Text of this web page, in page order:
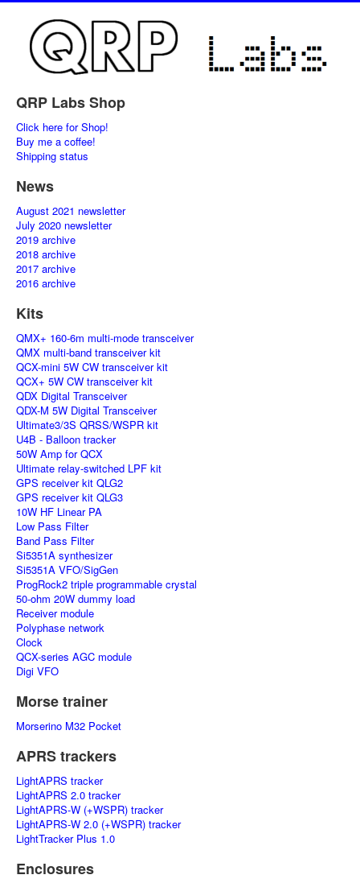
QRP Labs Shop
Click here for Shop!
Buy me a coffee!
Shipping status
News
August 2021 newsletter
July 2020 newsletter
2019 archive
2018 archive
2017 archive
2016 archive
Kits
QMX+ 160-6m multi-mode transceiver
QMX multi-band transceiver kit
QCX-mini 5W CW transceiver kit
QCX+ 5W CW transceiver kit
QDX Digital Transceiver
QDX-M 5W Digital Transceiver
Ultimate3/3S QRSS/WSPR kit
U4B - Balloon tracker
50W Amp for QCX
Ultimate relay-switched LPF kit
GPS receiver kit QLG2
GPS receiver kit QLG3
10W HF Linear PA
Low Pass Filter
Band Pass Filter
Si5351A synthesizer
Si5351A VFO/SigGen
ProgRock2 triple programmable crystal
50-ohm 20W dummy load
Receiver module
Polyphase network
Clock
QCX-series AGC module
Digi VFO
Morse trainer
Morserino M32 Pocket
APRS trackers
LightAPRS tracker
LightAPRS 2.0 tracker
LightAPRS-W (+WSPR) tracker
LightAPRS-W 2.0 (+WSPR) tracker
LightTracker Plus 1.0
Enclosures